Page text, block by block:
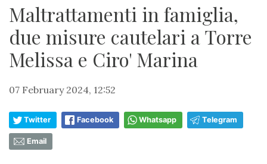
Maltrattamenti in famiglia,
due misure cautelari a Torre
Melissa e Ciro' Marina
07 February 2024, 12:52
Twitter Facebook Whatsapp Telegram
Email